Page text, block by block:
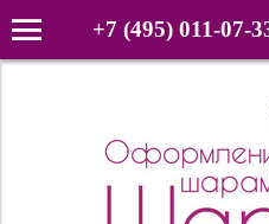
+7 (495) 011-07-